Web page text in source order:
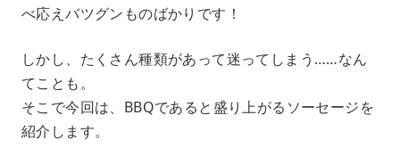
べ応えバツグンものばかりです！
しかし、たくさん種類があって迷ってしまう……なん
てことも。
そこで今回は、BBQであると盛り上がるソーセージを
紹介します。